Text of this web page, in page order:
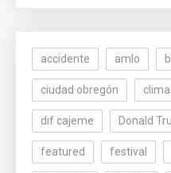
accidente amlo
ciudad obregón clima
dif cajeme Donald
featured festival